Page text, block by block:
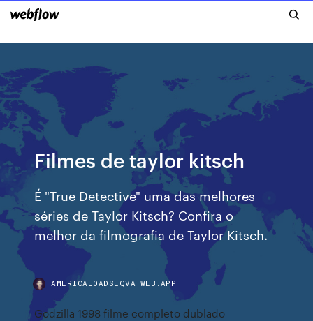
Filmes de taylor kitsch
É "True Detective" uma das melhores
séries de Taylor Kitsch? Confira o
melhor da filmografia de Taylor Kitsch.
AMERICALOADSLQVA.WEB.APP
Godzilla 1998 filme completo dublado